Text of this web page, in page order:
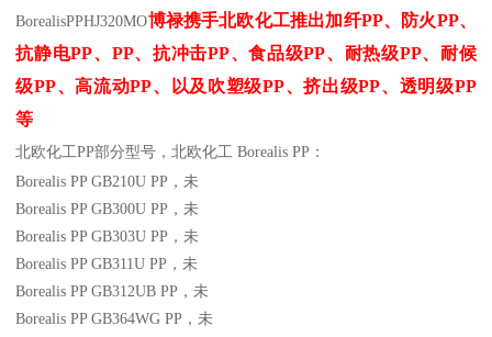
BorealisPPHJ320MO博禄携手北欧化工推出加纤PP、防火PP、
抗静电PP、 PP、抗冲击PP、食品级PP、耐热级PP、耐候
级PP、高流动PP、以及吹塑级PP、挤出级PP、透明级PP
等
北欧化工PP部分型号，北欧化工 Borealis PP：
Borealis PP GB210U PP ，未
Borealis PP GB300U PP ，未
Borealis PP GB303U PP ，未
Borealis PP GB311U PP ，未
Borealis PP GB312UB PP ，未
Borealis PP GB364WG PP ，未